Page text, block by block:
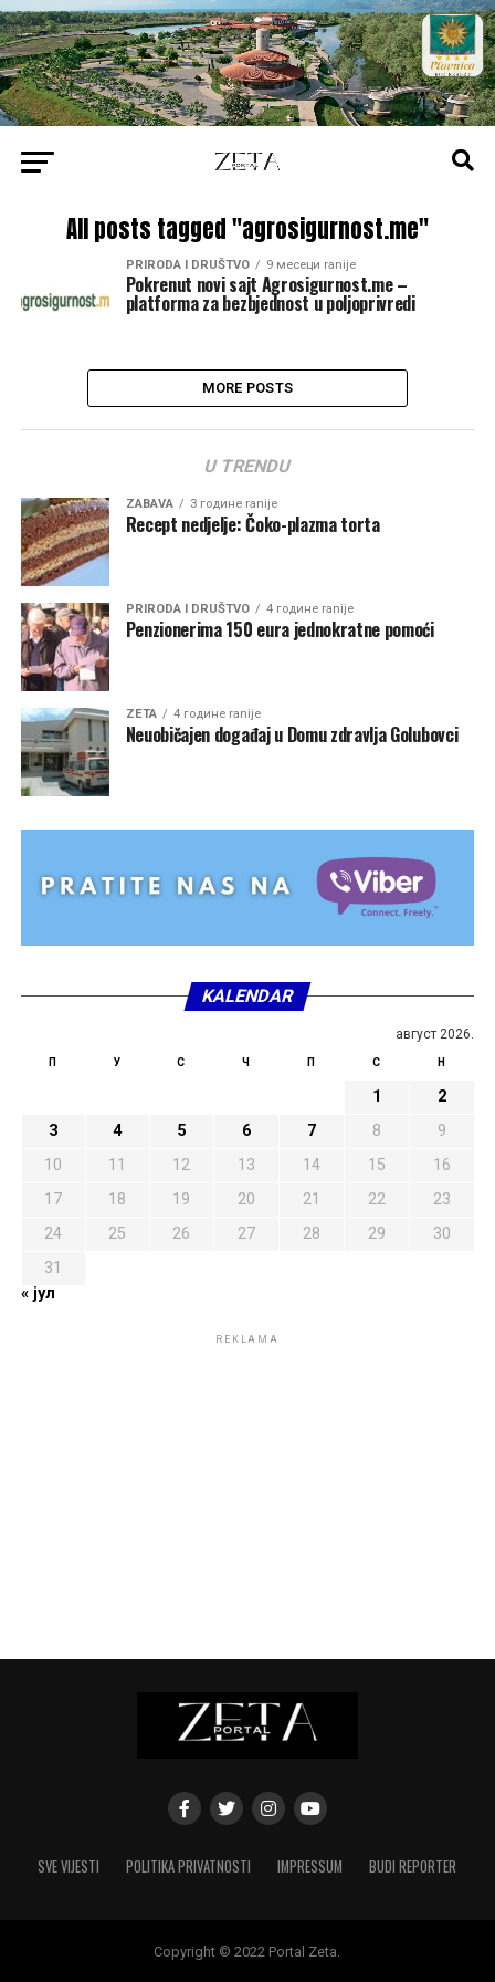
All posts tagged "agrosigurnost.me"
PRIRODA I DRUŠTVO 9 месеци ranije
Pokrenut novi sajt Agrosigurnost.me –
platforma za bezbjednost u poljoprivredi
MORE POSTS
U TRENDU
ZABAVA 3 године ranije
Recept nedjelje: Čoko-plazma torta
PRIRODA I DRUŠTVO 4 године ranije
Penzionerima 150 eura jednokratne pomoći
ZETA 4 године ranije
Neuobičajen događaj u Domu zdravlja Golubovci
KALENDAR
август 2026.
П У С Ч П С Н
1
2
3
4 5 6 7 8
9
10
11 12 13 14 15
16
17
18 19 20 21 22
23
24
25 26 27 28 29
30
31
« јул
REKLAMA
SVE VIJESTI POLITIKA PRIVATNOSTI IMPRESSUM BUDI REPORTER
Copyright © 2022 Portal Zeta.